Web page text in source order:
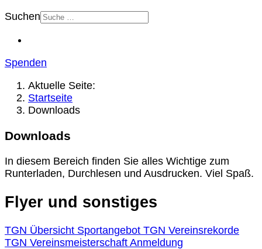
Suchen
Spenden
Aktuelle Seite:
Startseite
Downloads
Downloads
In diesem Bereich finden Sie alles Wichtige zum
Runterladen, Durchlesen und Ausdrucken. Viel Spaß.
Flyer und sonstiges
TGN Übersicht Sportangebot TGN Vereinsrekorde
TGN Vereinsmeisterschaft Anmeldung